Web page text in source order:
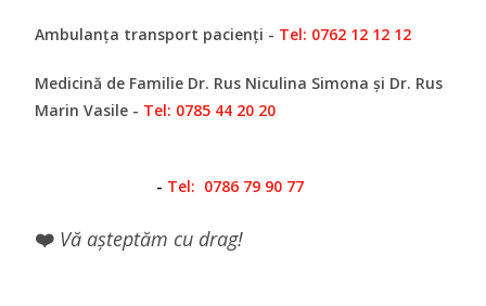
Ambulanța transport pacienți - Tel: 0762 12 12 12
Medicină de Familie Dr. Rus Niculina Simona și Dr. Rus
Marin Vasile - Tel: 0785 44 20 20
- Tel: 0786 79 90 77
❤️ Vă așteptăm cu drag!